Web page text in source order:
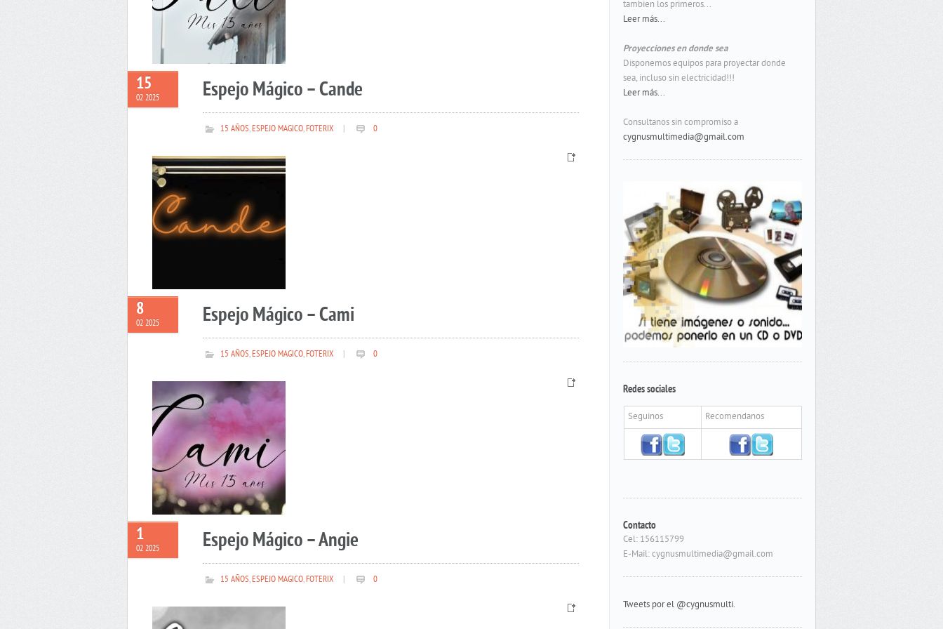
15
02 2025 Espejo Mágico – Cande
15 AÑOS,ESPEJO MAGICO,FOTERIX 0
8
02 2025 Espejo Mágico – Cami
15 AÑOS,ESPEJO MAGICO,FOTERIX 0
1
02 2025 Espejo Mágico – Angie
15 AÑOS,ESPEJO MAGICO,FOTERIX 0
tambien los primeros...
Leer más...
Proyecciones en donde sea
Disponemos equipos para proyectar donde
sea, incluso sin electricidad!!!
Leer más...
Consultanos sin compromiso a
cygnusmultimedia@gmail.com
Redes sociales
Seguinos Recomendanos
Contacto
Cel: 156115799